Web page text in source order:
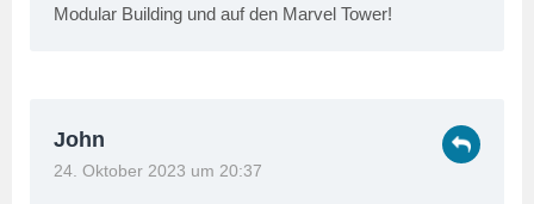
Modular Building und auf den Marvel Tower!
John
24. Oktober 2023 um 20:37